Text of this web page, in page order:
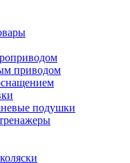
приводом
подушки